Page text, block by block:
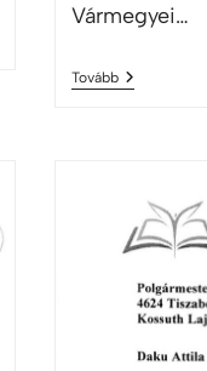
Vármegyei…
Tovább